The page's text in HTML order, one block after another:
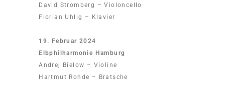
David Stromberg – Violoncello
Florian Uhlig – Klavier
19. Februar 2024
Elbphilharmonie Hamburg
Andrej Bielow – Violine
Hartmut Rohde – Bratsche